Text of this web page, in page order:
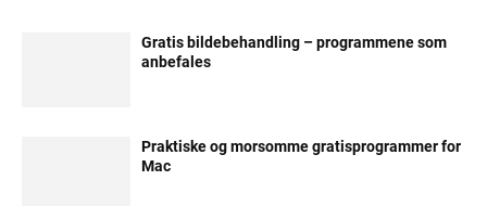
Gratis bildebehandling – programmene som
anbefales
Praktiske og morsomme gratisprogrammer for
Mac